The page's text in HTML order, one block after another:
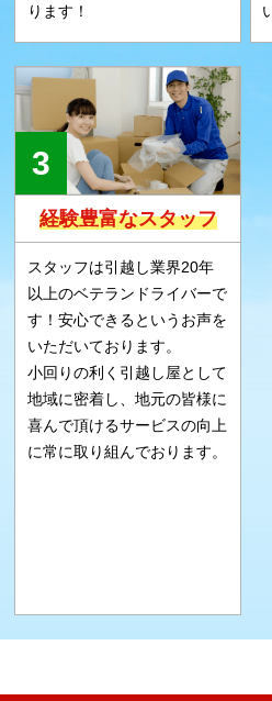
ります！
経験豊富なスタッフ
スタッフは引越し業界20年
以上のベテランドライバーで
す！安心できるというお声を
いただいております。
小回りの利く引越し屋として
地域に密着し、地元の皆様に
喜んで頂けるサービスの向上
に常に取り組んでおります。